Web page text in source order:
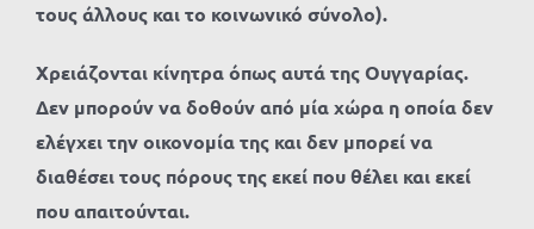
τους άλλους και το κοινωνικό σύνολο).
Χρειάζονται κίνητρα όπως αυτά της Ουγγαρίας.
Δεν μπορούν να δοθούν από μία χώρα η οποία δεν
ελέγχει την οικονομία της και δεν μπορεί να
διαθέσει τους πόρους της εκεί που θέλει και εκεί
που απαιτούνται.